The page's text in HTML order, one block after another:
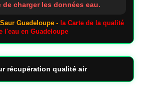
de charger les données eau.
Guadeloupe - la Carte de la qualité
l'eau en Guadeloupe
récupération qualité air